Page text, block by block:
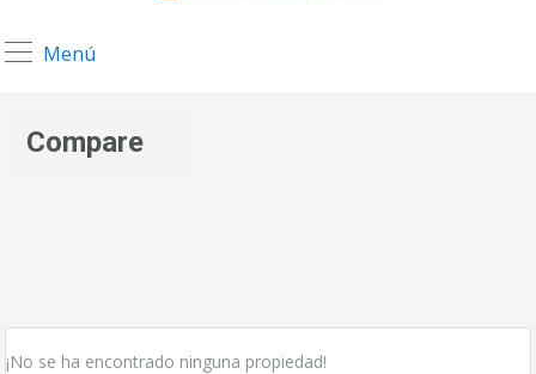
Menú
Compare
¡No se ha encontrado ninguna propiedad!